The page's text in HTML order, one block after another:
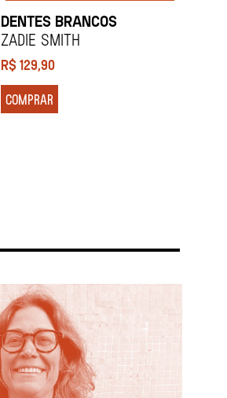
DENTES BRANCOS
Zadie Smith
R$129,90
COMPRAR